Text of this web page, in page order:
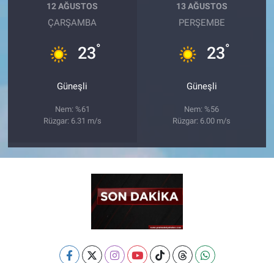
12 AĞUSTOS
ÇARŞAMBA
23°
Güneşli
Nem: %61
Rüzgar: 6.31 m/s
13 AĞUSTOS
PERŞEMBE
23°
Güneşli
Nem: %56
Rüzgar: 6.00 m/s